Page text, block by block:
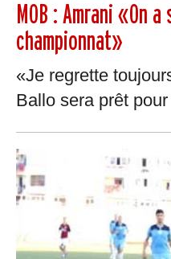
MOB : Amrani «On
championnat»
«Je regrette
Ballo sera prêt